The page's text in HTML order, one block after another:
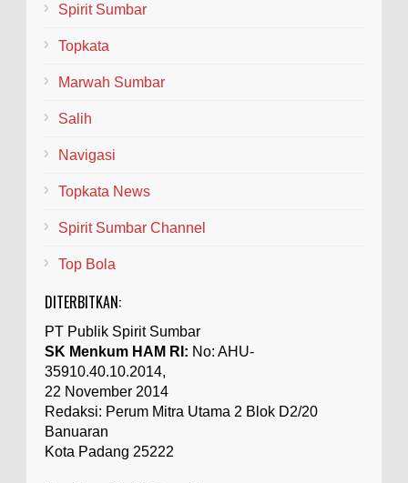
Spirit Sumbar
Topkata
Marwah Sumbar
Salih
Navigasi
Topkata News
Spirit Sumbar Channel
Top Bola
DITERBITKAN:
PT Publik Spirit Sumbar
SK Menkum HAM RI: No: AHU-
35910.40.10.2014,
22 November 2014
Redaksi: Perum Mitra Utama 2 Blok D2/20
Banuaran
Kota Padang 25222